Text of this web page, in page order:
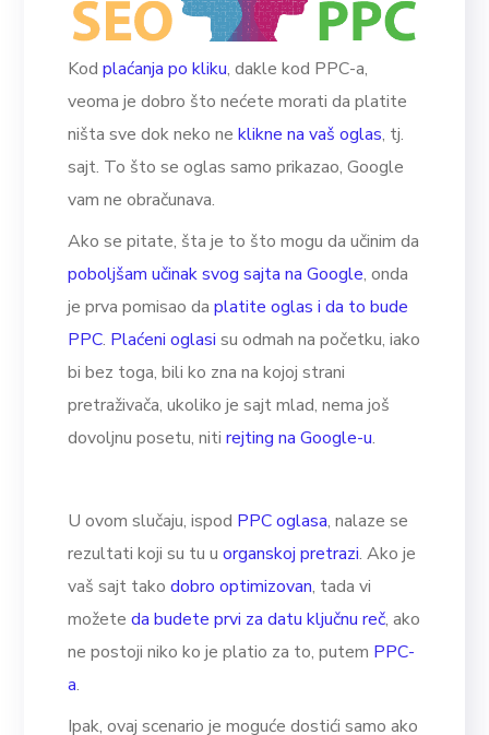
Kodplaćanja po kliku, dakle kod PPC-a,
veoma je dobro što nećete morati da platite
ništa sve dok neko neklikne na vaš oglas, tj.
sajt. To što se oglas samo prikazao, Google
vam ne obračunava.
Ako se pitate, šta je to što mogu da učinim da
poboljšam učinak svog sajta na Google, onda
je prva pomisao daplatite oglas i da to bude
PPC. Plaćeni oglasi su odmah na početku, iako
bi bez toga, bili ko zna na kojoj strani
pretraživača, ukoliko je sajt mlad, nema još
dovoljnu posetu, nitirejting na Google-u.
U ovom slučaju, ispod PPC oglasa, nalaze se
rezultati koji su tu uorganskoj pretrazi. Ako je
vaš sajt takodobro optimizovan, tada vi
možeteda budete prvi za datu ključnu reč, ako
ne postoji niko ko je platio za to, putem PPC-
a.
Ipak, ovaj scenario je moguće dostići samo ako